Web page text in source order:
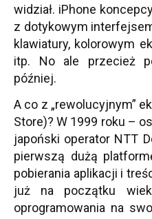
widział. iPhone
z dotykowym
klawiatury, kolorowym
itp. No ale przecież
później.
A co z „rewolucyjnym”
Store)? W 1999 roku –
japoński operator NTT
pierwszą dużą
pobierania aplikacji i
już na początku
oprogramowania na